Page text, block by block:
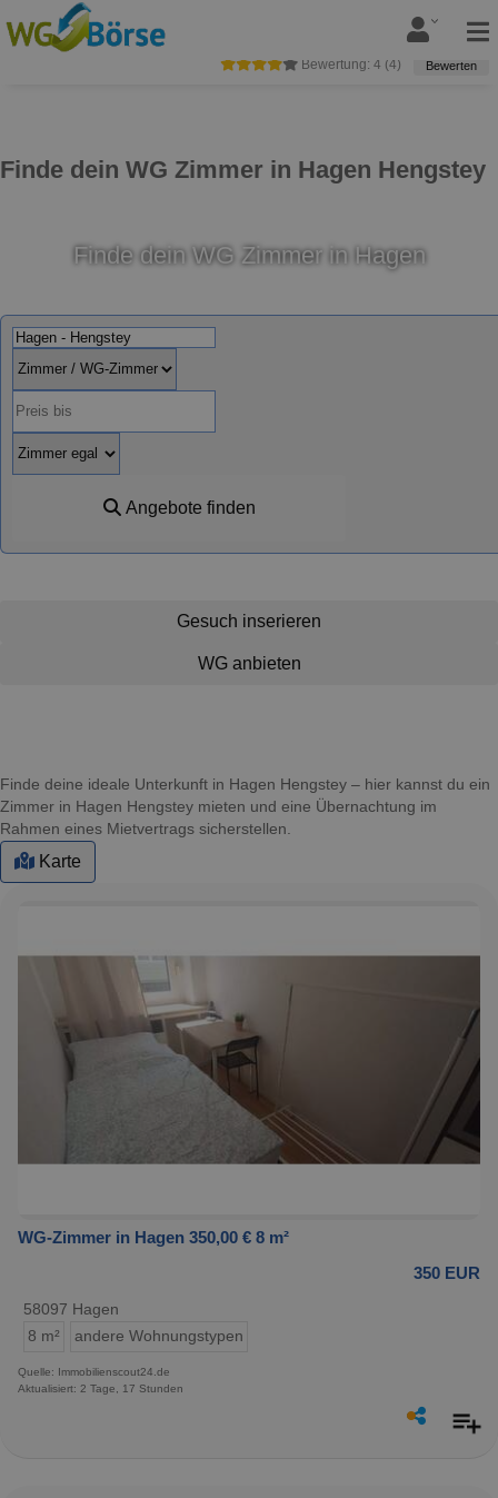
Finde dein WG Zimmer in Hagen Hengstey
Bewertung: 4 (4) Bewerten
Finde dein WG Zimmer in Hagen
Angebote finden
Gesuch inserieren
WG anbieten
Finde deine ideale Unterkunft in Hagen Hengstey – hier kannst du ein
Zimmer in Hagen Hengstey mieten und eine Übernachtung im
Rahmen eines Mietvertrags sicherstellen.
Karte
WG-Zimmer in Hagen 350,00 € 8 m²
350 EUR
58097 Hagen
8 m²
andere Wohnungstypen
Quelle: Immobilienscout24.de
Aktualisiert: 2 Tage, 17 Stunden